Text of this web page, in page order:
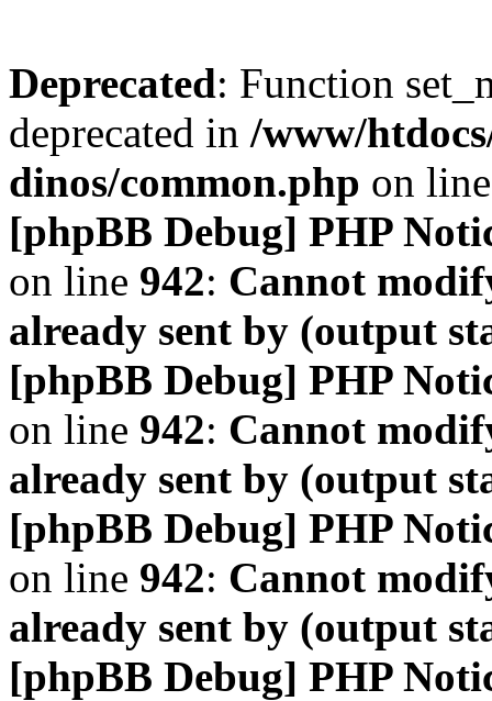
Deprecated: Function
deprecated in /www/
dinos/common.php on
[phpBB Debug] PHP
on line 942: Cannot
already sent by (output
[phpBB Debug] PHP
on line 942: Cannot
already sent by (output
[phpBB Debug] PHP
on line 942: Cannot
already sent by (output
[phpBB Debug] PHP